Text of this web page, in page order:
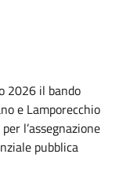
2026 il bando
e Lamporecchio
l’assegnazione
pubblica